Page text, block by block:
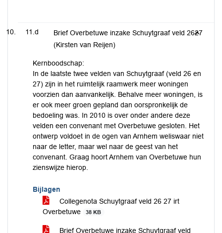
11.d
Brief Overbetuwe inzake Schuytgraaf veld 2627
(Kirsten van Reijen)
Kernboodschap:
In de laatste twee velden van Schuytgraaf (veld 26 en
27) zijn in het ruimtelijk raamwerk meer woningen
voorzien dan aanvankelijk. Behalve meer woningen, is
er ook meer groen gepland dan oorspronkelijk de
bedoeling was. In 2010 is over onder andere deze
velden een convenant met Overbetuwe gesloten. Het
ontwerp voldoet in de ogen van Arnhem weliswaar niet
naar de letter, maar wel naar de geest van het
convenant. Graag hoort Arnhem van Overbetuwe hun
zienswijze hierop.
Bijlagen
Collegenota Schuytgraaf veld 26 27 irt
Overbetuwe
38 KB
Brief Overbetuwe inzake Schuytgraaf veld